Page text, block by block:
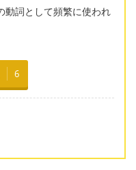
動詞として頻繁に使われ
6